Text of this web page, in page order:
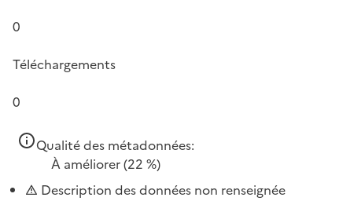
0
Téléchargements
0
Qualité des métadonnées:
À améliorer(22 %)
Description des données non renseignée